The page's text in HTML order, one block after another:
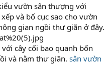
vườn sân thượng với
và bố cục sao cho vườn
gian ngồi thư giãn ở đây.
cây cối bao quanh bốn
và nằm thư giãn. sân vườn